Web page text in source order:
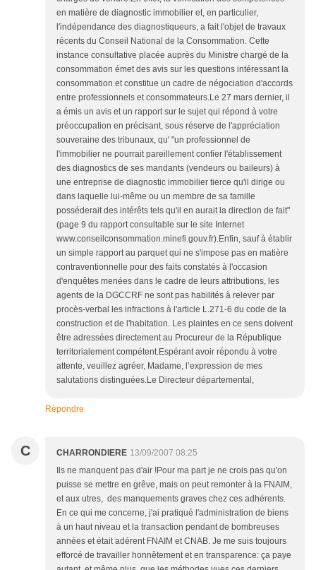
en matière de diagnostic immobilier et, en particulier,
l'indépendance des diagnostiqueurs, a fait l'objet de travaux
récents du Conseil National de la Consommation. Cette
instance consultative placée auprès du Ministre chargé de la
consommation émet des avis sur les questions intéressant la
consommation et constitue un cadre de négociation d'accords
entre professionnels et consommateurs.Le 27 mars dernier, il
a émis un avis et un rapport sur le sujet qui répond à votre
préoccupation en précisant, sous réserve de l'appréciation
souveraine des tribunaux, qu' "un professionnel de
l'immobilier ne pourrait pareillement confier l'établissement
des diagnostics de ses mandants (vendeurs ou baileurs) à
une entreprise de diagnostic immobilier tierce qu'il dirige ou
dans laquelle lui-même ou un membre de sa famille
posséderait des intérêts tels qu'il en aurait la direction de fait"
(page 9 du rapport consultable sur le site Internet
www.conseilconsommation.minefi.gouv.fr).Enfin, sauf à établir
un simple rapport au parquet qui ne s'impose pas en matière
contraventionnelle pour des faits constatés à l'occasion
d'enquêtes menées dans le cadre de leurs attributions, les
agents de la DGCCRF ne sont pas habilités à relever par
procès-verbal les infractions à l'article L.271-6 du code de la
construction et de l'habitation. Les plaintes en ce sens doivent
être adressées directement au Procureur de la République
territorialement compétent.Espérant avoir répondu à votre
attente, veuillez agréer, Madame, l’expression de mes
salutations distinguées.Le Directeur départemental,
Répondre
C CHARRONDIERE 13/09/2007 08:25
Ils ne manquent pas d'air !Pour ma part je ne crois pas qu'on
puisse se mettre en grêve, mais on peut remonter à la FNAIM,
et aux utres, des manquements graves chez ces adhérents.
En ce qui me concerne, j'ai pratiqué l'administration de biens
à un haut niveau et la transaction pendant de bombreuses
années et était adérent FNAIM et CNAB. Je me suis toujours
efforcé de travailler honnêtement et en transparence: ça paye